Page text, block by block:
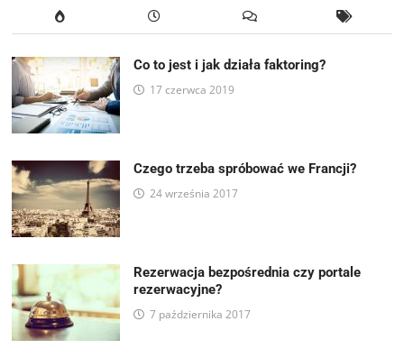
Co to jest i jak działa faktoring?
17 czerwca 2019
Czego trzeba spróbować we Francji?
24 września 2017
Rezerwacja bezpośrednia czy portale
rezerwacyjne?
7 października 2017